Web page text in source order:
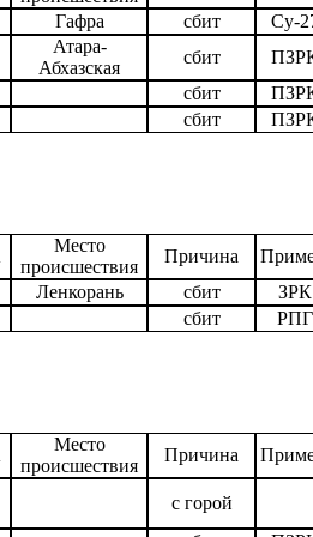
Гафра сбит
Су-
Атара-
Абхазская
сбит
сбит
сбит
Место
происшествия
Причина
Ленкорань сбит
ЗРК
сбит РПГ
Место
происшествия
Причина
с горой